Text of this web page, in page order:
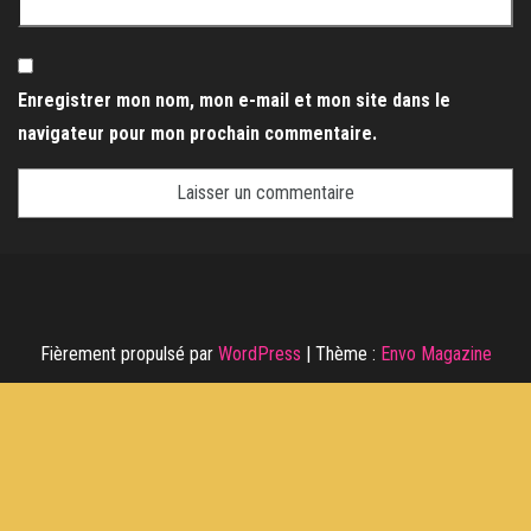
Enregistrer mon nom, mon e-mail et mon site dans le
navigateur pour mon prochain commentaire.
Fièrement propulsé par WordPress | Thème : Envo Magazine